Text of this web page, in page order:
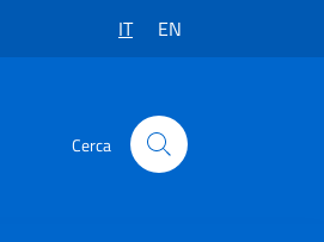
IT EN
Cerca